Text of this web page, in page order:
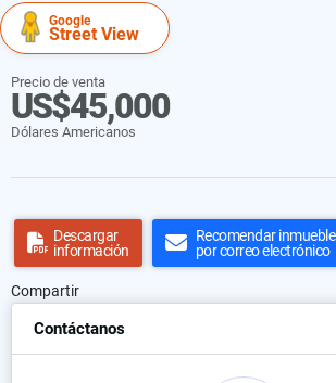
Google
Street View
Precio de venta
US$45,000
Dólares Americanos
Descargar
información
Recomendar inmueble
por correo electrónico
Compartir
Contáctanos